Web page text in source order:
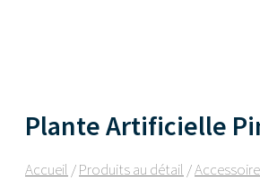
Plante Artificielle
Accueil /Produits au détail /